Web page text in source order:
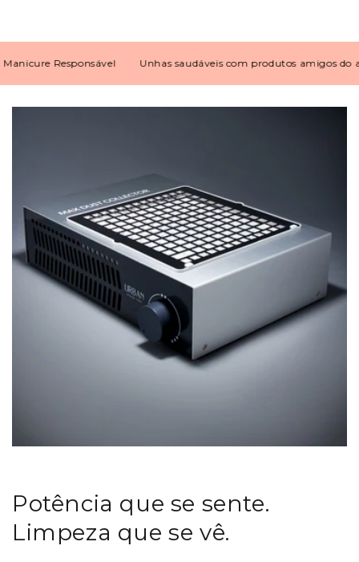
Responsável Unhas saudáveis com produtos amigos do
Potência que se sente.
Limpeza que se vê.